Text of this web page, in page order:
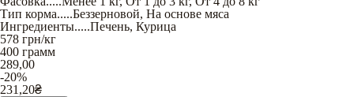
Тип корма.....Беззерновой, На основе мяса
Ингредиенты.....Печень, Курица
578 грн/кг
400 грамм
289,00
-20%
231,20₴